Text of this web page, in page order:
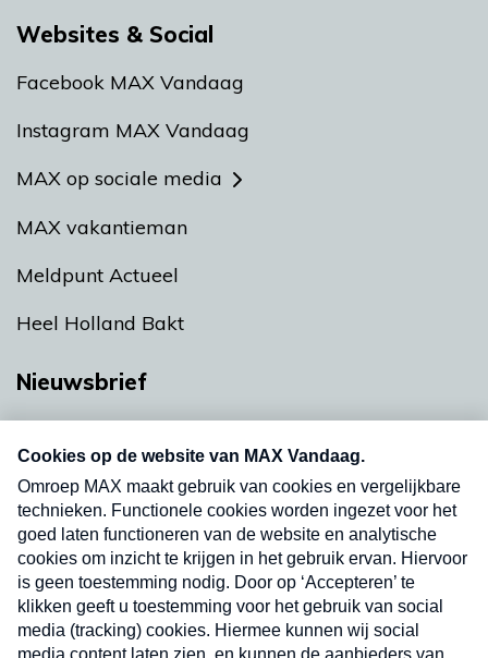
Websites & Social
Facebook MAX Vandaag
Instagram MAX Vandaag
MAX op sociale media
MAX vakantieman
Meldpunt Actueel
Heel Holland Bakt
Nieuwsbrief
nieuwsbrief. Elke vrijdag- en dinsdagochtend in
uw mailbox.
Verzend